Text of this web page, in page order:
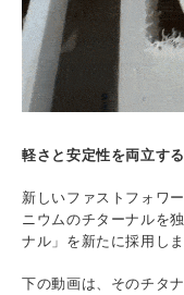
軽さと安定性を両立す
新しいファストフォワ
ニウムのチターナルを
ナル」を新たに採用しま
下の動画は、そのチタ